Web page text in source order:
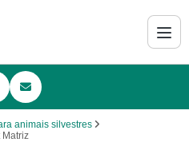
animais silvestres
Matriz